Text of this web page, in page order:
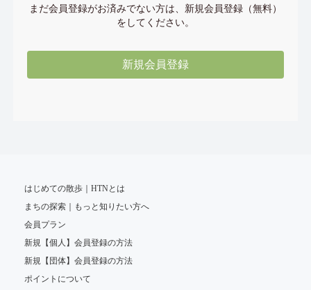
まだ会員登録がお済みでない方は、新規会員登録（無料）
をしてください。
新規会員登録
はじめての散歩｜HTNとは
まちの探索｜もっと知りたい方へ
会員プラン
新規【個人】会員登録の方法
新規【団体】会員登録の方法
ポイントについて